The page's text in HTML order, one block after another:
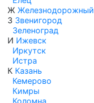
Ж Железнодорожный
З Звенигород
Зеленоград
И Ижевск
Иркутск
Истра
К Казань
Кемерово
Кимры
Коломна